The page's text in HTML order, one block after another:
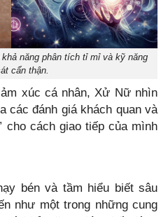
năng phân tích tỉ mỉ và kỹ năng
cẩn thận.
xúc cá nhân, Xử Nữ nhìn
các đánh giá khách quan và
cho cách giao tiếp của mình
bén và tầm hiểu biết sâu
như một trong những cung